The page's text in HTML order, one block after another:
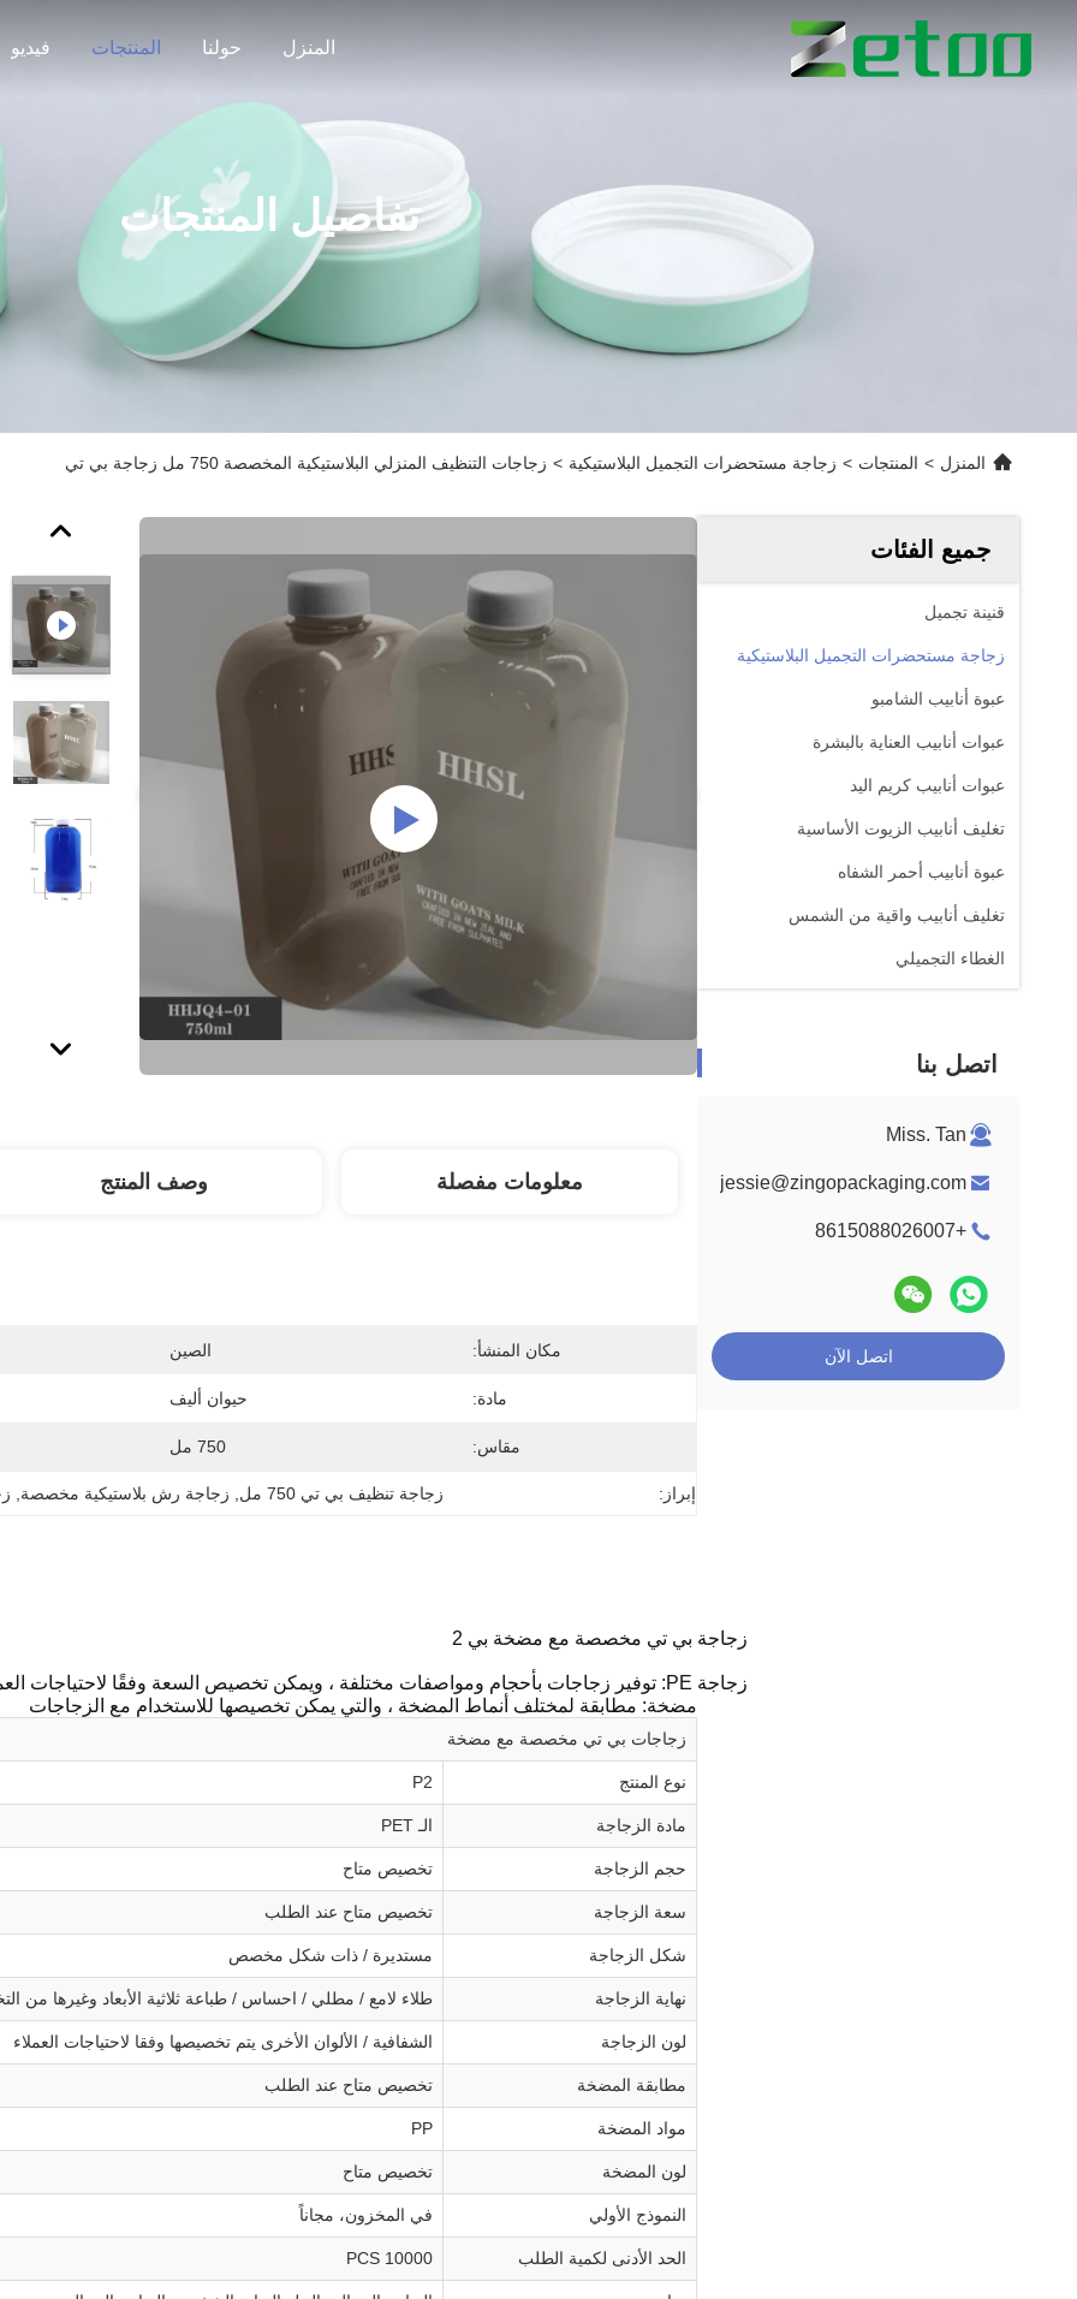
المنزل حولنا المنتجات فيديو
تفاصيل المنتجات
المنزل > المنتجات > زجاجة مستحضرات التجميل البلاستيكية > زجاجات التنظيف المنزلي البلاستيكية المخصصة 750 مل زجاجة بي تي
جميع الفئات
قنينة تجميل
زجاجة مستحضرات التجميل البلاستيكية
عبوة أنابيب الشامبو
عبوات أنابيب العناية بالبشرة
عبوات أنابيب كريم اليد
تغليف أنابيب الزيوت الأساسية
عبوة أنابيب أحمر الشفاه
تغليف أنابيب واقية من الشمس
الغطاء التجميلي
اتصل بنا
Miss. Tan
jessie@zingopackaging.com
+8615088026007
اتصل الآن
معلومات مفصلة وصف المنتج
مكان المنشأ: الصين
مادة: حيوان أليف
مقاس: 750 مل
إبراز: زجاجة تنظيف بي تي 750 مل زجاجة رش بلاستيكية مخصصة
زجاجة بي تي مخصصة مع مضخة بي 2
زجاجة PE: توفير زجاجات بأحجام ومواصفات مختلفة ، ويمكن تخصيص السعة وفقًا لاحتياجات العملاء.
مضخة: مطابقة لمختلف أنماط المضخة ، والتي يمكن تخصيصها للاستخدام مع الزجاجات
زجاجات بي تي مخصصة مع مضخة
نوع المنتج P2
مادة الزجاجة الـ PET
حجم الزجاجة تخصيص متاح
سعة الزجاجة تخصيص متاح عند الطلب
شكل الزجاجة مستديرة / ذات شكل مخصص
نهاية الزجاجة طلاء لامع / مطلي / احساس / طباعة ثلاثية الأبعاد وغيرها من
لون الزجاجة الشفافية / الألوان الأخرى يتم تخصيصها وفقا لاحتياجات العملاء
مطابقة المضخة تخصيص متاح عند الطلب
مواد المضخة PP
لون المضخة تخصيص متاح
النموذج الأولي في المخزون، مجاناً
الحد الأدنى لكمية الطلب 10000 PCS